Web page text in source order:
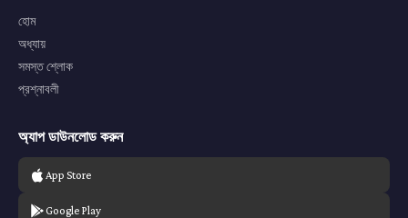
হোম
অধ্যায়
সমস্ত শ্লোক
প্রশ্নাবলী
অ্যাপ ডাউনলোড করুন
App Store
Google Play